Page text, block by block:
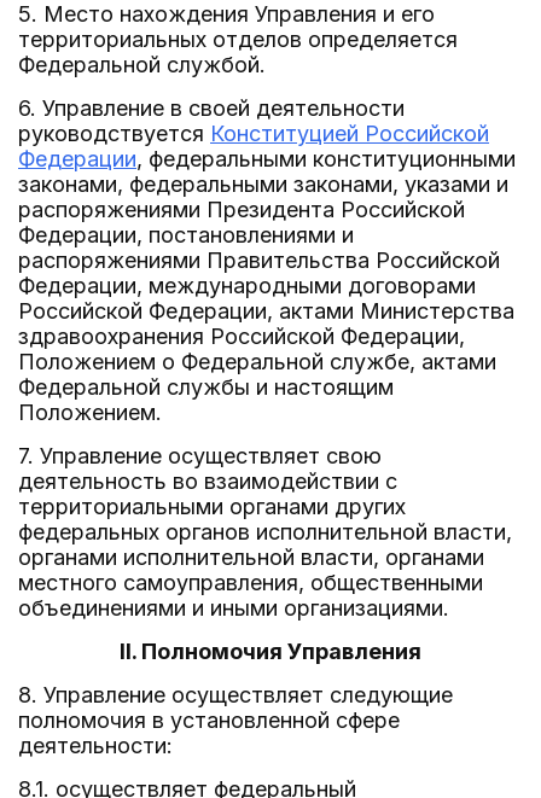
5. Место нахождения Управления и его
территориальных отделов определяется
Федеральной службой.
6. Управление в своей деятельности
руководствуется Конституцией Российской
Федерации, федеральными конституционными
законами, федеральными законами, указами и
распоряжениями Президента Российской
Федерации, постановлениями и
распоряжениями Правительства Российской
Федерации, международными договорами
Российской Федерации, актами Министерства
здравоохранения Российской Федерации,
Положением о Федеральной службе, актами
Федеральной службы и настоящим
Положением.
7. Управление осуществляет свою
деятельность во взаимодействии с
территориальными органами других
федеральных органов исполнительной власти,
органами исполнительной власти, органами
местного самоуправления, общественными
объединениями и иными организациями.
II. Полномочия Управления
8. Управление осуществляет следующие
полномочия в установленной сфере
деятельности:
8.1. осуществляет федеральный